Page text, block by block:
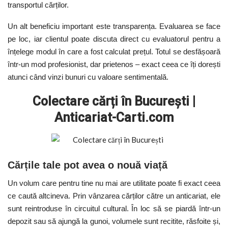
transportul cărților.
Un alt beneficiu important este transparența. Evaluarea se face
pe loc, iar clientul poate discuta direct cu evaluatorul pentru a
înțelege modul în care a fost calculat prețul. Totul se desfășoară
într-un mod profesionist, dar prietenos – exact ceea ce îți dorești
atunci când vinzi bunuri cu valoare sentimentală.
Colectare cărți în București |
Anticariat-Carti.com
Cărțile tale pot avea o nouă viață
Un volum care pentru tine nu mai are utilitate poate fi exact ceea
ce caută altcineva. Prin vânzarea cărților către un anticariat, ele
sunt reintroduse în circuitul cultural. În loc să se piardă într-un
depozit sau să ajungă la gunoi, volumele sunt recitite, răsfoite și,